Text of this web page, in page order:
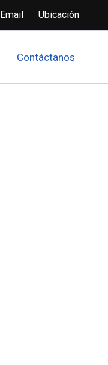
Email Ubicación
Contáctanos